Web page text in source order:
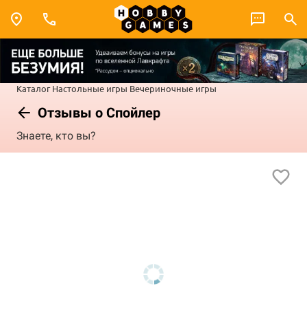
Каталог Настольные игры Вечериночные игры
Отзывы о Спойлер
Знаете, кто вы?